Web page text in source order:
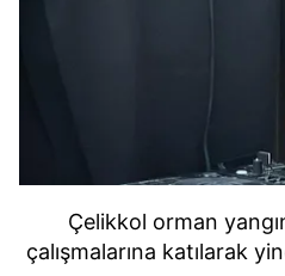
Çelikkol orman
çalışmalarına katılarak